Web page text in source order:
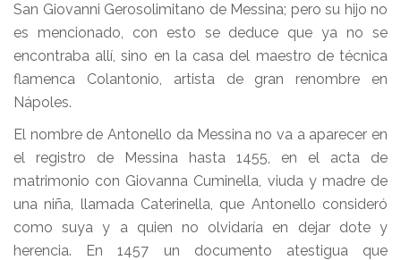
San Giovanni Gerosolimitano de Messina; pero su hijo no
es mencionado, con esto se deduce que ya no se
encontraba allí, sino en la casa del maestro de técnica
flamenca Colantonio, artista de gran renombre en
Nápoles.
El nombre de Antonello da Messina no va a aparecer en
el registro de Messina hasta 1455, en el acta de
matrimonio con Giovanna Cuminella, viuda y madre de
una niña, llamada Caterinella, que Antonello consideró
como suya y a quien no olvidaría en dejar dote y
herencia. En 1457 un documento atestigua que